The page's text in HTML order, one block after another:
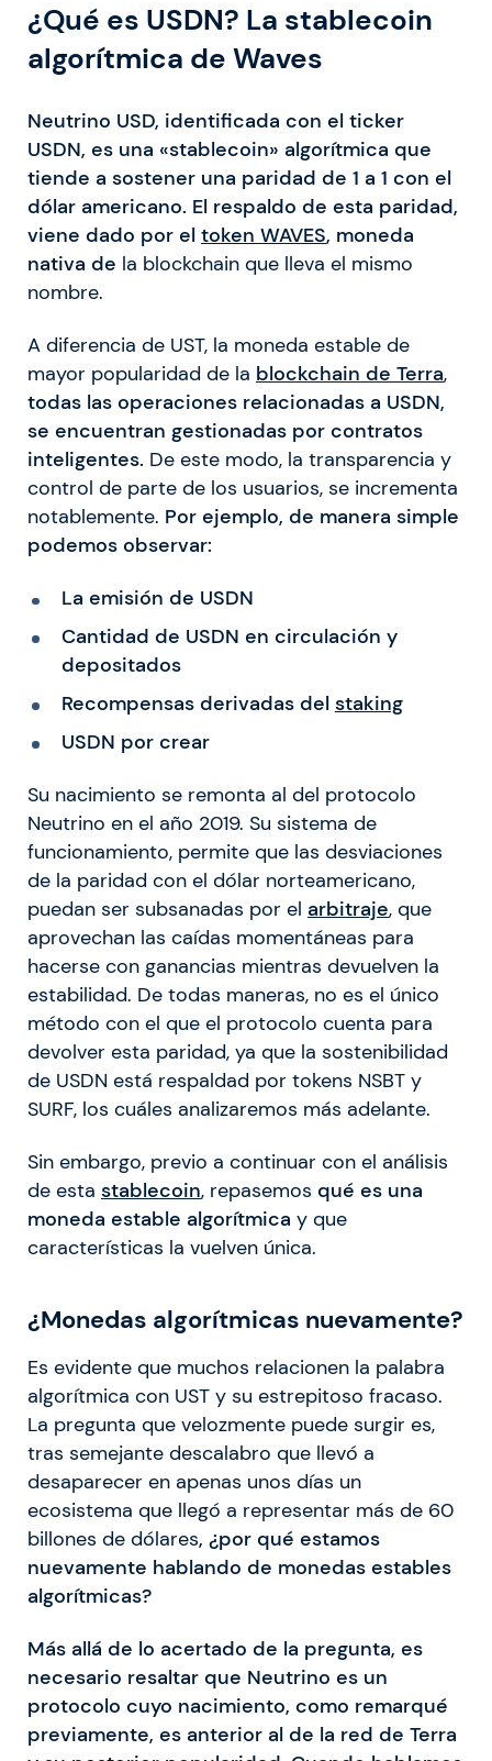
¿Qué es USDN? La stablecoin
algorítmica de Waves
Neutrino USD, identificada con el ticker
USDN, es una «stablecoin» algorítmica que
tiende a sostener una paridad de 1 a 1 con el
dólar americano. El respaldo de esta paridad,
viene dado por el token WAVES, moneda
nativa de la blockchain que lleva el mismo
nombre.
A diferencia de UST, la moneda estable de
mayor popularidad de la blockchain de Terra,
todas las operaciones relacionadas a USDN,
se encuentran gestionadas por contratos
inteligentes. De este modo, la transparencia y
control de parte de los usuarios, se incrementa
notablemente. Por ejemplo, de manera simple
podemos observar:
La emisión de USDN
Cantidad de USDN en circulación y
depositados
Recompensas derivadas del staking
USDN por crear
Su nacimiento se remonta al del protocolo
Neutrino en el año 2019. Su sistema de
funcionamiento, permite que las desviaciones
de la paridad con el dólar norteamericano,
puedan ser subsanadas por el arbitraje, que
aprovechan las caídas momentáneas para
hacerse con ganancias mientras devuelven la
estabilidad. De todas maneras, no es el único
método con el que el protocolo cuenta para
devolver esta paridad, ya que la sostenibilidad
de USDN está respaldad por tokens NSBT y
SURF, los cuáles analizaremos más adelante.
Sin embargo, previo a continuar con el análisis
de esta stablecoin, repasemos qué es una
moneda estable algorítmica y que
características la vuelven única.
¿Monedas algorítmicas nuevamente?
Es evidente que muchos relacionen la palabra
algorítmica con UST y su estrepitoso fracaso.
La pregunta que velozmente puede surgir es,
tras semejante descalabro que llevó a
desaparecer en apenas unos días un
ecosistema que llegó a representar más de 60
billones de dólares, ¿por qué estamos
nuevamente hablando de monedas estables
algorítmicas?
Más allá de lo acertado de la pregunta, es
necesario resaltar que Neutrino es un
protocolo cuyo nacimiento, como remarqué
previamente, es anterior al de la red de Terra